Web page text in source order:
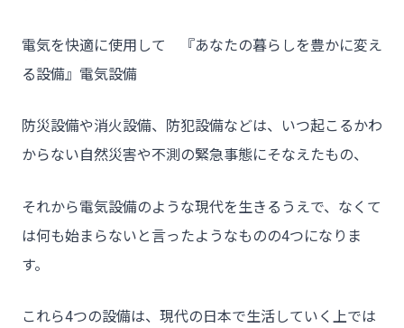
電気を快適に使用して 『あなたの暮らしを豊かに変え
る設備』電気設備
防災設備や消火設備、防犯設備などは、いつ起こるかわ
からない自然災害や不測の緊急事態にそなえたもの、
それから電気設備のような現代を生きるうえで、なくて
は何も始まらないと言ったようなものの4つになりま
す。
これら4つの設備は、現代の日本で生活していく上では